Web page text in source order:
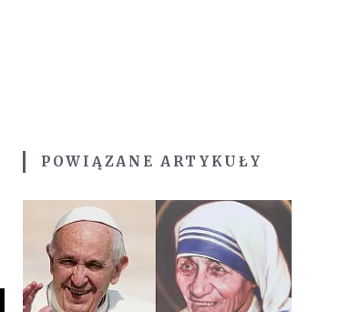
POWIĄZANE ARTYKUŁY